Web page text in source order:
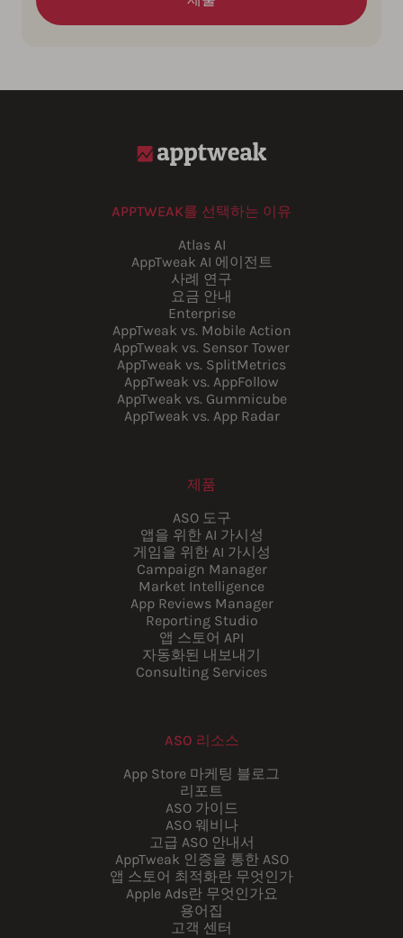
APPTWEAK를 선택하는 이유
Atlas AI
AppTweak AI 에이전트
사례 연구
요금 안내
Enterprise
AppTweak vs. Mobile Action
AppTweak vs. Sensor Tower
AppTweak vs. SplitMetrics
AppTweak vs. AppFollow
AppTweak vs. Gummicube
AppTweak vs. App Radar
제품
ASO 도구
앱을 위한 AI 가시성
게임을 위한 AI 가시성
Campaign Manager
Market Intelligence
App Reviews Manager
Reporting Studio
앱 스토어 API
자동화된 내보내기
Consulting Services
ASO 리소스
App Store 마케팅 블로그
리포트
ASO 가이드
ASO 웨비나
고급 ASO 안내서
AppTweak 인증을 통한 ASO
앱 스토어 최적화란 무엇인가
Apple Ads란 무엇인가요
용어집
고객 센터